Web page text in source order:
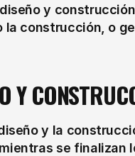
y
construcción, o
Y
y la
se finalizan